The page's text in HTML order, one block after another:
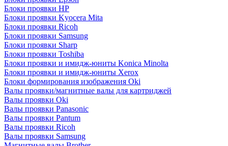
Блоки проявки HP
Блоки проявки Kyocera Mita
Блоки проявки Ricoh
Блоки проявки Samsung
Блоки проявки Sharp
Блоки проявки Toshiba
Блоки проявки и имидж-юниты Konica Minolta
Блоки проявки и имидж-юниты Xerox
Блоки формирования изображения Oki
Валы проявки/магнитные валы для картриджей
Валы проявки Oki
Валы проявки Panasonic
Валы проявки Pantum
Валы проявки Ricoh
Валы проявки Samsung